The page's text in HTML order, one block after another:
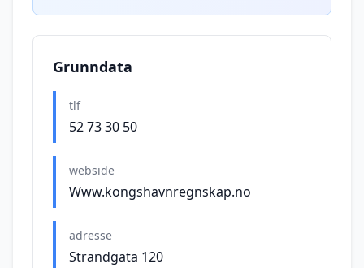
Grunndata
tlf
52 73 30 50
webside
Www.kongshavnregnskap.no
adresse
Strandgata 120